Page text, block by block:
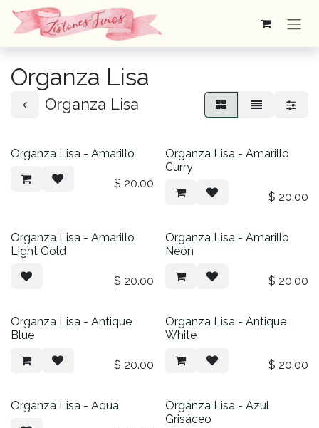
Ir al contenido
Organza Lisa
Organza Lisa
Organza Lisa - Amarillo
$ 20.00
Organza Lisa - Amarillo
Curry
$ 20.00
Organza Lisa - Amarillo
Light Gold
$ 20.00
Organza Lisa - Amarillo
Neón
$ 20.00
Organza Lisa - Antique
Blue
$ 20.00
Organza Lisa - Antique
White
$ 20.00
Organza Lisa - Aqua
Organza Lisa - Azul
Grisáceo